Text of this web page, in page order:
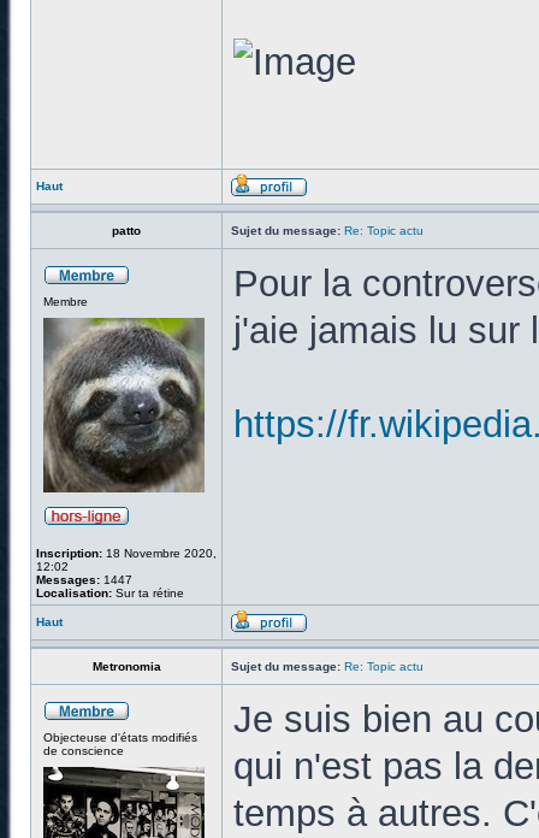
Haut
patto Sujet du message: Re: Topic actu
Membre
Inscription: 18 Novembre 2020,
12:02
Messages: 1447
Localisation: Sur ta rétine
Pour la
j'aie jamais lu sur
https://
Haut
Metronomia Sujet du message: Re: Topic actu
Objecteuse d'états modifiés
de conscience
Je suis bien au
qui n'est pas la
temps à autres.